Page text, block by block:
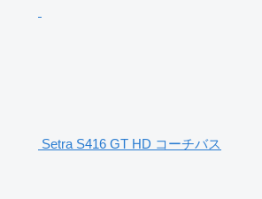
Setra S416 GT HD コーチバス